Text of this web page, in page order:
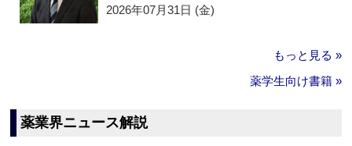
2026年07月31日 (金)
もっと見る »
薬学生向け書籍 »
薬業界ニュース解説